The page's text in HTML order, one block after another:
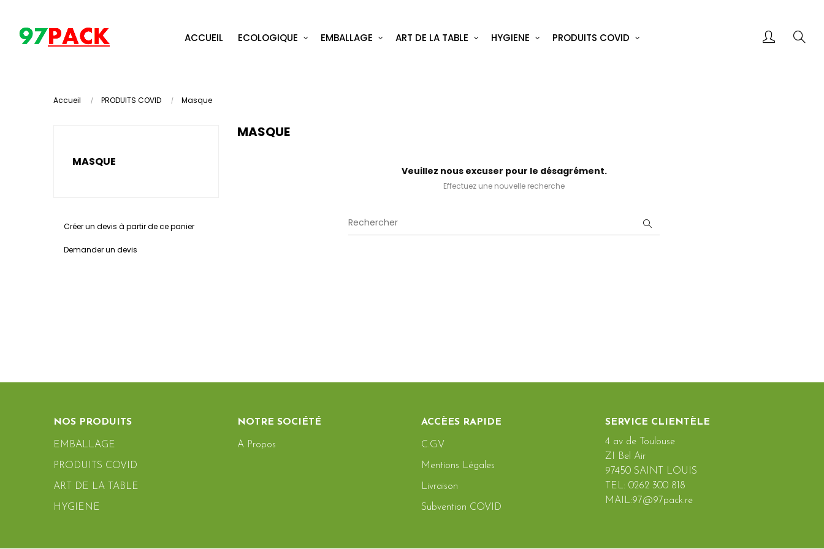
ACCUEIL ECOLOGIQUE EMBALLAGE ART DE LA TABLE HYGIENE PRODUITS COVID
Accueil PRODUITS COVID Masque
MASQUE
Créer un devis à partir de ce panier
Demander un devis
MASQUE
Veuillez nous excuser pour le désagrément.
Effectuez une nouvelle recherche
NOS PRODUITS
EMBALLAGE
PRODUITS COVID
ART DE LA TABLE
HYGIENE
NOTRE SOCIÉTÉ
A Propos
ACCÈES RAPIDE
C.G.V
Mentions Légales
Livraison
Subvention COVID
SERVICE CLIENTÈLE
4 av de Toulouse
ZI Bel Air
97450 SAINT LOUIS
TEL: 0262 300 818
MAIL:97@97pack.re